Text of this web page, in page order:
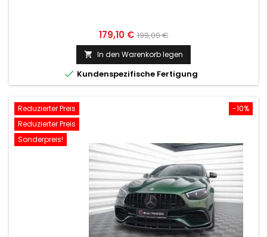
Preis
179,10 € Normaler
Preis
199,00 €
 In den Warenkorb legen
 Kundenspezifische Fertigung
-10%
Reduzierter Preis
Reduzierter Preis
Sonderpreis!